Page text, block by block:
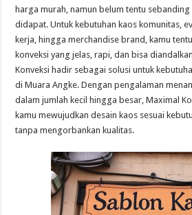
harga murah, namun belum tentu
didapat. Untuk kebutuhan kaos komunitas,
kerja, hingga merchandise brand, kamu
konveksi yang jelas, rapi, dan bisa
Konveksi hadir sebagai solusi untuk
di Muara Angke. Dengan pengalaman
dalam jumlah kecil hingga besar, Maximal
kamu mewujudkan desain kaos sesuai
tanpa mengorbankan kualitas.